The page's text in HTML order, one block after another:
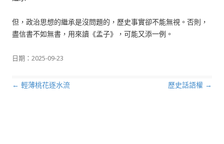
但，政治思想的繼承是沒問題的，歷史事實卻不能無視。否則，
盡信書不如無書，用來讀《孟子》，可能又添一例。
日期： 2025-09-23
文章導航列
← 輕薄桃花逐水流 歷史話語權 →